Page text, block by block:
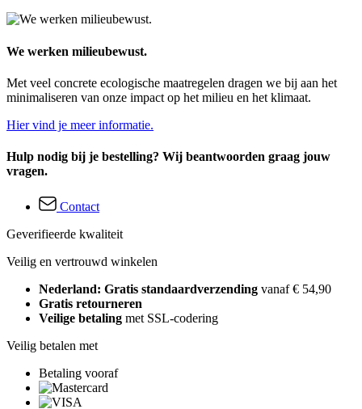
We werken milieubewust.
Met veel concrete ecologische maatregelen dragen we bij aan het
minimaliseren van onze impact op het milieu en het klimaat.
Hier vind je meer informatie.
Hulp nodig bij je bestelling? Wij beantwoorden graag jouw
vragen.
Contact
Geverifieerde kwaliteit
Veilig en vertrouwd winkelen
Nederland: Gratis standaardverzending vanaf € 54,90
Gratis retourneren
Veilige betaling met SSL-codering
Veilig betalen met
Betaling vooraf